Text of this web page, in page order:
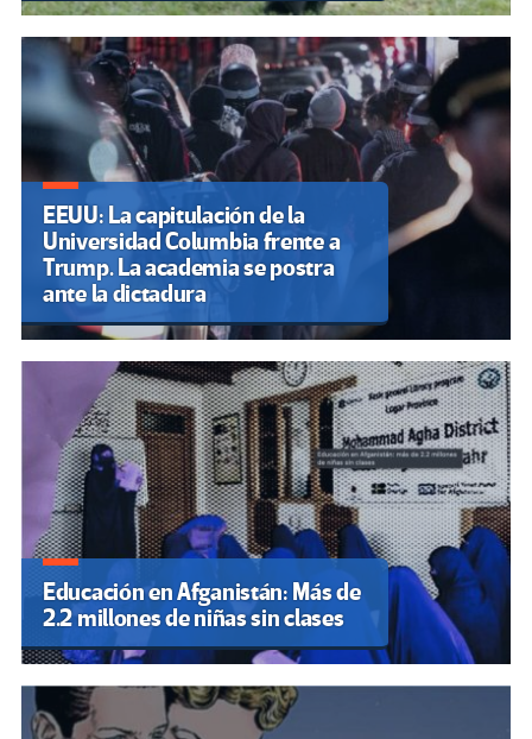
EEUU: La capitulación de la
Universidad Columbia frente a
Trump. La academia se postra
ante la dictadura
Educación en Afganistán: Más de
2.2 millones de niñas sin clases